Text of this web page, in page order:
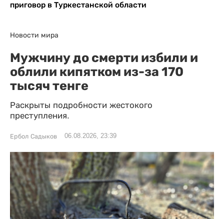
приговор в Туркестанской области
Новости мира
Мужчину до смерти избили и
облили кипятком из-за 170
тысяч тенге
Раскрыты подробности жестокого
преступления.
Ербол Садыков 06.08.2026, 23:39